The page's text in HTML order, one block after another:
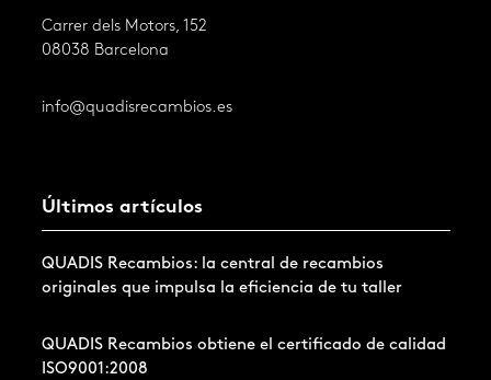
Carrer dels Motors, 152
08038 Barcelona
info@quadisrecambios.es
Últimos artículos
QUADIS Recambios: la central de recambios
originales que impulsa la eficiencia de tu taller
QUADIS Recambios obtiene el certificado de calidad
ISO9001:2008